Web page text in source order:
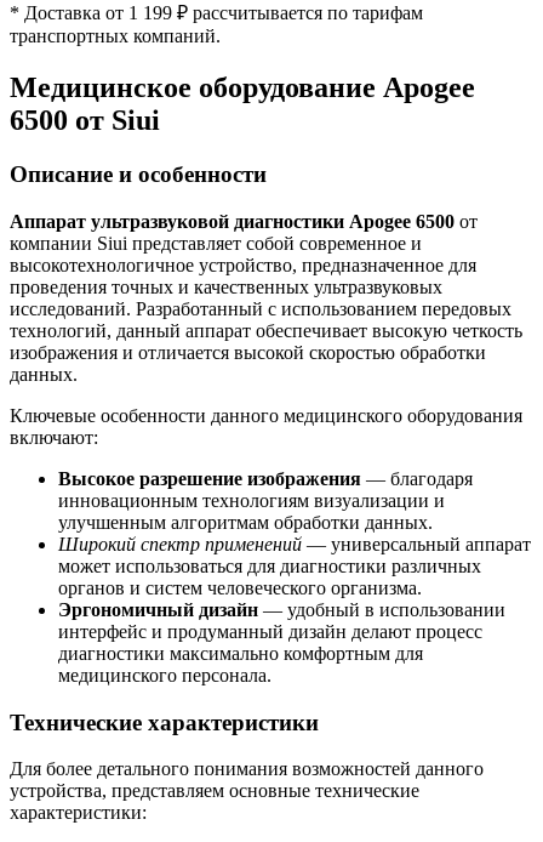
* Доставка от 1 199 ₽ рассчитывается по тарифам
транспортных компаний.
Медицинское оборудование Apogee
6500 от Siui
Описание и особенности
Аппарат ультразвуковой диагностики Apogee 6500 от
компании Siui представляет собой современное и
высокотехнологичное устройство, предназначенное для
проведения точных и качественных ультразвуковых
исследований. Разработанный с использованием передовых
технологий, данный аппарат обеспечивает высокую четкость
изображения и отличается высокой скоростью обработки
данных.
Ключевые особенности данного медицинского оборудования
включают:
Высокое разрешение изображения — благодаря
инновационным технологиям визуализации и
улучшенным алгоритмам обработки данных.
Широкий спектр применений — универсальный аппарат
может использоваться для диагностики различных
органов и систем человеческого организма.
Эргономичный дизайн — удобный в использовании
интерфейс и продуманный дизайн делают процесс
диагностики максимально комфортным для
медицинского персонала.
Технические характеристики
Для более детального понимания возможностей данного
устройства, представляем основные технические
характеристики: